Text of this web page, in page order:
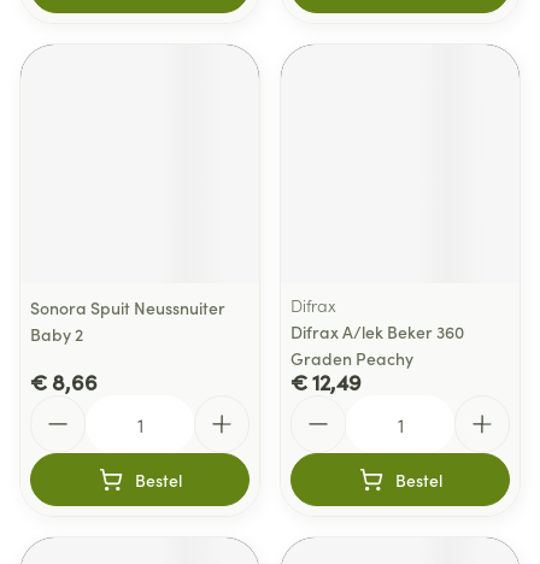
Sonora Spuit Neussnuiter
Baby 2
€ 8,66
Bestel
Difrax
Difrax A/lek Beker 360
Graden Peachy
€ 12,49
Bestel